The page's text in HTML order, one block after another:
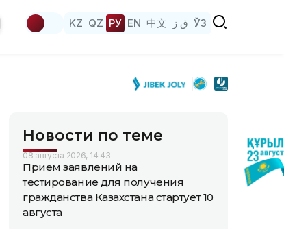
KZ QZ РУ EN 中文 ق ز ЎЗ
Новости по теме
08 августа 2026, 14:43
Прием заявлений на
тестирование для получения
гражданства Казахстана стартует 10
августа